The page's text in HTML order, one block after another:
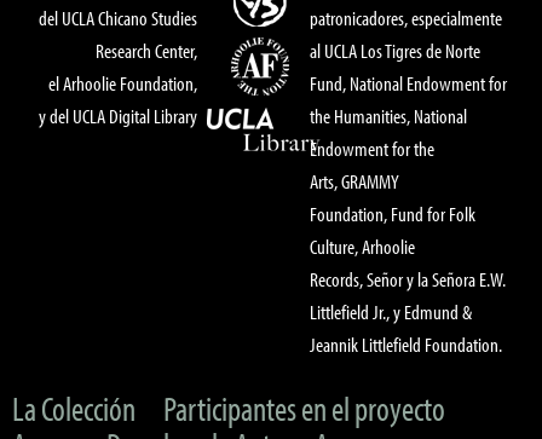
del UCLA Chicano Studies
Research Center,
el Arhoolie Foundation,
y del UCLA Digital Library
patronicadores, especialmente
al UCLA Los Tigres de Norte
Fund, National Endowment for
the Humanities, National
Endowment for the
Arts, GRAMMY
Foundation, Fund for Folk
Culture, Arhoolie
Records, Señor y la Señora E.W.
Littlefield Jr., y Edmund &
Jeannik Littlefield Foundation.
La Colección
Participantes en el proyecto